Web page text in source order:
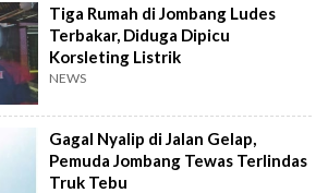
Tiga Rumah di Jombang Ludes
Terbakar, Diduga Dipicu
Korsleting Listrik
NEWS
Gagal Nyalip di Jalan Gelap,
Pemuda Jombang Tewas Terlindas
Truk Tebu